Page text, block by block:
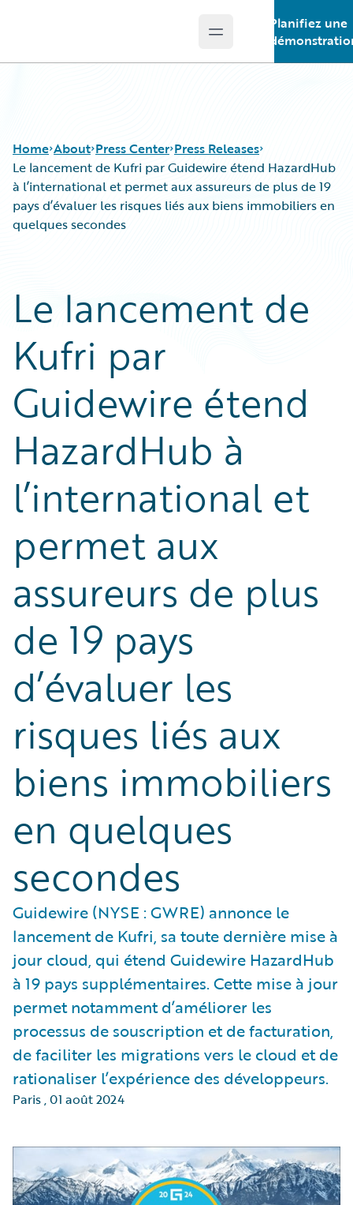
Open main menu
Planifiez une
Home About Press Center Press Releases
Le lancement de Kufri par Guidewire étend HazardHub
à l’international et permet aux assureurs de plus de 19
pays d’évaluer les risques liés aux biens immobiliers en
quelques secondes
Le lancement de
Kufri par
Guidewire étend
HazardHub à
l’international et
permet aux
assureurs de plus
de 19 pays
d’évaluer les
risques liés aux
biens immobiliers
en quelques
secondes
Guidewire (NYSE : GWRE) annonce le
lancement de Kufri, sa toute dernière mise à
jour cloud, qui étend Guidewire HazardHub
à 19 pays supplémentaires. Cette mise à jour
permet notamment d’améliorer les
processus de souscription et de facturation,
de faciliter les migrations vers le cloud et de
rationaliser l’expérience des développeurs.
Paris,01 août 2024